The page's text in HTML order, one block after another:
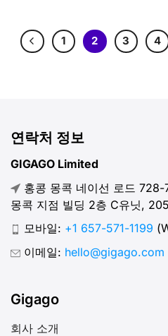
1 2 3 4
연락처 정보
GIGAGO Limited
홍콩 몽콕 네이선 로드
몽콕 지점 빌딩 2층 C유닛,
모바일: +1 657-571-1199
이메일: hello@gigago.com
Gigago
회사 소개